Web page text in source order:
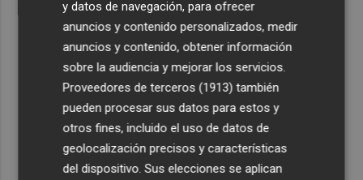
y datos de navegación, para ofrecer
anuncios y contenido personalizados, medir
anuncios y contenido, obtener información
sobre la audiencia y mejorar los servicios.
Proveedores de terceros (1913) también
pueden procesar sus datos para estos y
otros fines, incluido el uso de datos de
geolocalización precisos y características
del dispositivo. Sus elecciones se aplican